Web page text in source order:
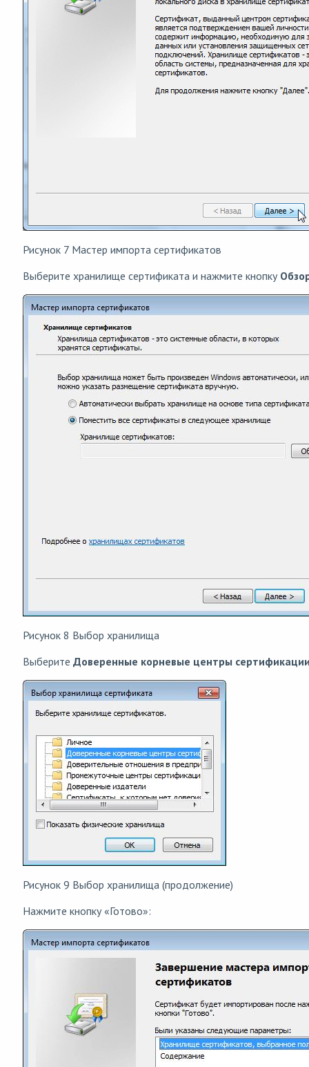
Рисунок 7 Мастер импорта сертификатов
Выберите хранилище сертификата и нажмите кнопку
Рисунок 8 Выбор хранилища
Выберите Доверенные корневые центры
Рисунок 9 Выбор хранилища (продолжение)
Нажмите кнопку «Готово»: